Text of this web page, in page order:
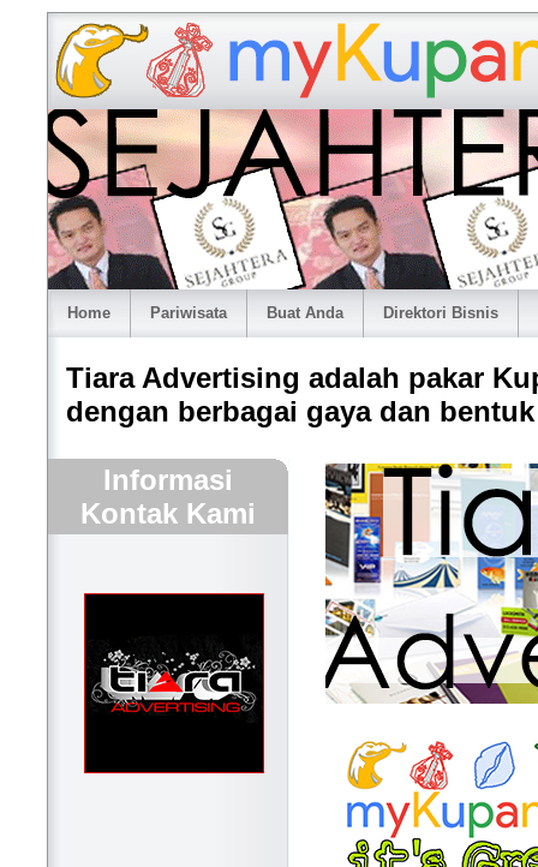
Home Pariwisata Buat Anda Direktori Bisnis
Tiara Advertising adalah pakar
dengan berbagai gaya dan
Informasi
Kontak Kami